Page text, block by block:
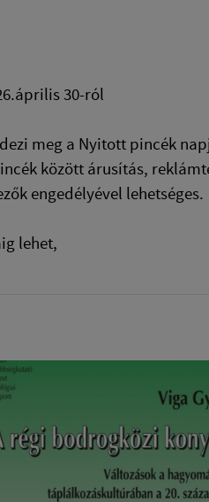
30-ról
meg a Nyitott pincék
között árusítás,
engedélyével lehetséges.
lehet,